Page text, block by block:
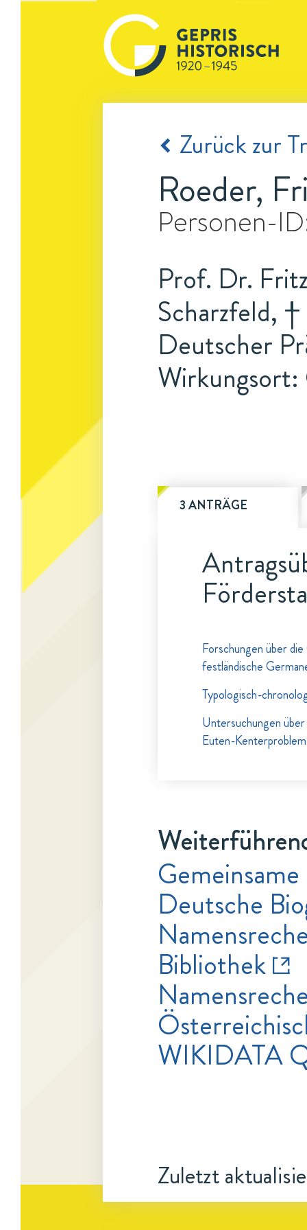
Zurück zur
Roeder,
Personen-
Prof. Dr.
Scharzfeld,
Deutscher
3 ANTRÄGE
Forschungen über
festländische
Typologisch-
Untersuchungen über
Euten-Kenterproblem
Deutsche
Bibliothek
WIKIDATA
Zuletzt